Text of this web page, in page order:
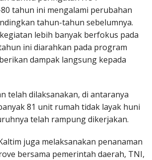
tahun ini mengalami perubahan
tahun-tahun sebelumnya.
lebih banyak berfokus pada
ini diarahkan pada program
dampak langsung kepada
telah dilaksanakan, di antaranya
81 unit rumah tidak layak huni
telah rampung dikerjakan.
juga melaksanakan penanaman
bersama pemerintah daerah, TNI,